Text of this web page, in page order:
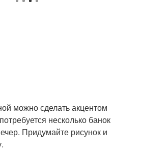
можно сделать акцентом
несколько банок
Придумайте рисунок и